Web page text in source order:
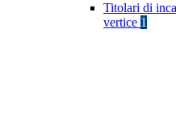
Titolari di
vertice 1